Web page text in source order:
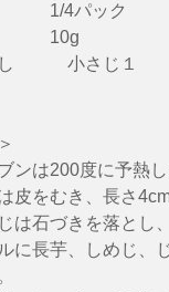
　　1/4パック　
　　10g　　　　
　　　小さじ１　
ンは200度に予熱し
皮をむき、長さ
は石づきを落とし
に長芋、しめじ、